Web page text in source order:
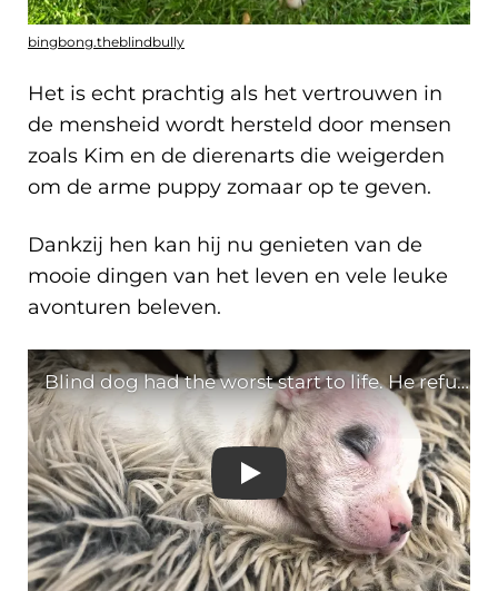
bingbong.theblindbully
Het is echt prachtig als het vertrouwen in
de mensheid wordt hersteld door mensen
zoals Kim en de dierenarts die weigerden
om de arme puppy zomaar op te geven.
Dankzij hen kan hij nu genieten van de
mooie dingen van het leven en vele leuke
avonturen beleven.
Blind dog had the